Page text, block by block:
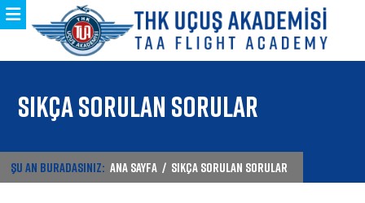
SIKÇA SORULAN SORULAR
ŞU AN BURADASINIZ: ANA SAYFA / SIKÇA SORULAN SORULAR